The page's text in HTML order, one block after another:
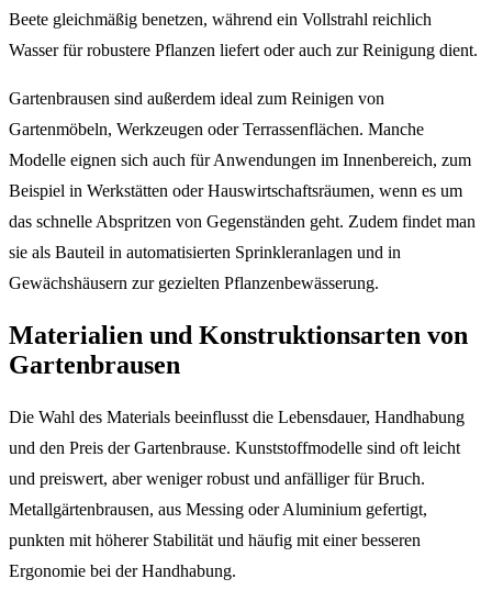
Beete gleichmäßig benetzen, während ein Vollstrahl reichlich
Wasser für robustere Pflanzen liefert oder auch zur Reinigung dient.
Gartenbrausen sind außerdem ideal zum Reinigen von
Gartenmöbeln, Werkzeugen oder Terrassenflächen. Manche
Modelle eignen sich auch für Anwendungen im Innenbereich, zum
Beispiel in Werkstätten oder Hauswirtschaftsräumen, wenn es um
das schnelle Abspritzen von Gegenständen geht. Zudem findet man
sie als Bauteil in automatisierten Sprinkleranlagen und in
Gewächshäusern zur gezielten Pflanzenbewässerung.
Materialien und Konstruktionsarten von
Gartenbrausen
Die Wahl des Materials beeinflusst die Lebensdauer, Handhabung
und den Preis der Gartenbrause. Kunststoffmodelle sind oft leicht
und preiswert, aber weniger robust und anfälliger für Bruch.
Metallgärtenbrausen, aus Messing oder Aluminium gefertigt,
punkten mit höherer Stabilität und häufig mit einer besseren
Ergonomie bei der Handhabung.